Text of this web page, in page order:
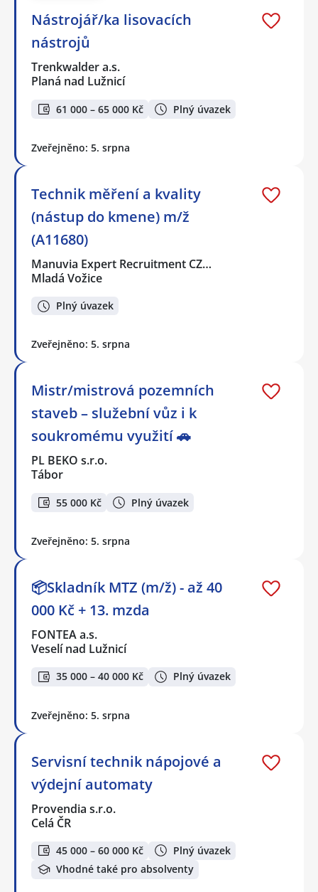
Nástrojář/ka lisovacích
nástrojů
Trenkwalder a.s.
Planá nad Lužnicí
61 000 – 65 000 Kč Plný úvazek
Zveřejněno: 5. srpna
Technik měření a kvality
(nástup do kmene) m/ž
(A11680)
Manuvia Expert Recruitment CZ…
Mladá Vožice
Plný úvazek
Zveřejněno: 5. srpna
Mistr/mistrová pozemních
staveb – služební vůz i k
soukromému využití 🚗
PL BEKO s.r.o.
Tábor
55 000 Kč Plný úvazek
Zveřejněno: 5. srpna
📦Skladník MTZ (m/ž) - až 40
000 Kč + 13. mzda
FONTEA a.s.
Veselí nad Lužnicí
35 000 – 40 000 Kč Plný úvazek
Zveřejněno: 5. srpna
Servisní technik nápojové a
výdejní automaty
Provendia s.r.o.
Celá ČR
45 000 – 60 000 Kč
Plný úvazek
Vhodné také pro absolventy